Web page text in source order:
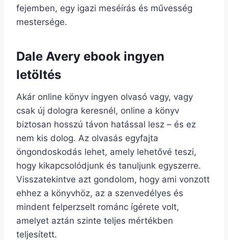
fejemben, egy igazi meséírás és művesség
mestersége.
Dale Avery ebook ingyen
letöltés
Akár online könyv ingyen olvasó vagy, vagy
csak új dologra keresnél, online a könyv
biztosan hosszú távon hatással lesz – és ez
nem kis dolog. Az olvasás egyfajta
öngondoskodás lehet, amely lehetővé teszi,
hogy kikapcsolódjunk és tanuljunk egyszerre.
Visszatekintve azt gondolom, hogy ami vonzott
ehhez a könyvhöz, az a szenvedélyes és
mindent felperzselt románc ígérete volt,
amelyet aztán szinte teljes mértékben
teljesített.